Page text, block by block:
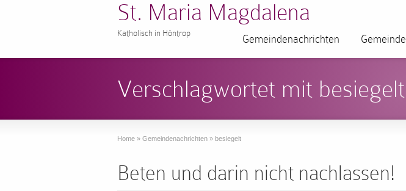
St. Maria Magdalena
Katholisch in Höntrop Gemeindenachrichten Gemeinde
Verschlagwortet mit besiegelt
Home » Gemeindenachrichten » besiegelt
Beten und darin nicht nachlassen!